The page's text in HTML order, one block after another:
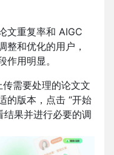
文重复率和 AIGC
整和优化的用户，
用明显。
传需要处理的论文文
的版本，点击 “开始
结果并进行必要的调